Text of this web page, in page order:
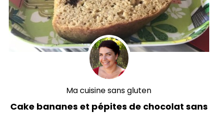
Ma cuisine sans gluten
Cake bananes et pépites de chocolat sans